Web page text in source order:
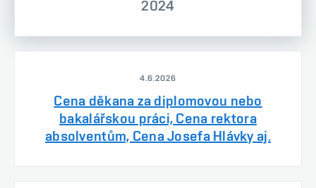
2024
4.6.2026
Cena děkana za diplomovou nebo
bakalářskou práci, Cena rektora
absolventům, Cena Josefa Hlávky aj.